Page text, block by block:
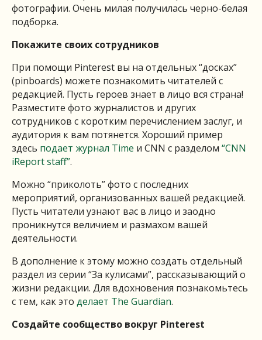
фотографии. Очень милая получилась черно-белая
подборка.
Покажите своих сотрудников
При помощи Pinterest вы на отдельных “досках”
(pinboards) можете познакомить читателей с
редакцией. Пусть героев знает в лицо вся страна!
Разместите фото журналистов и других
сотрудников с коротким перечислением заслуг, и
аудитория к вам потянется. Хороший пример
здесь подает журнал Time и CNN с разделом “CNN
iReport staff”.
Можно “приколоть” фото с последних
мероприятий, организованных вашей редакцией.
Пусть читатели узнают вас в лицо и заодно
проникнутся величием и размахом вашей
деятельности.
В дополнение к этому можно создать отдельный
раздел из серии “За кулисами”, рассказывающий о
жизни редакции. Для вдохновения познакомьтесь
с тем, как это делает The Guardian.
Создайте сообщество вокруг Pinterest